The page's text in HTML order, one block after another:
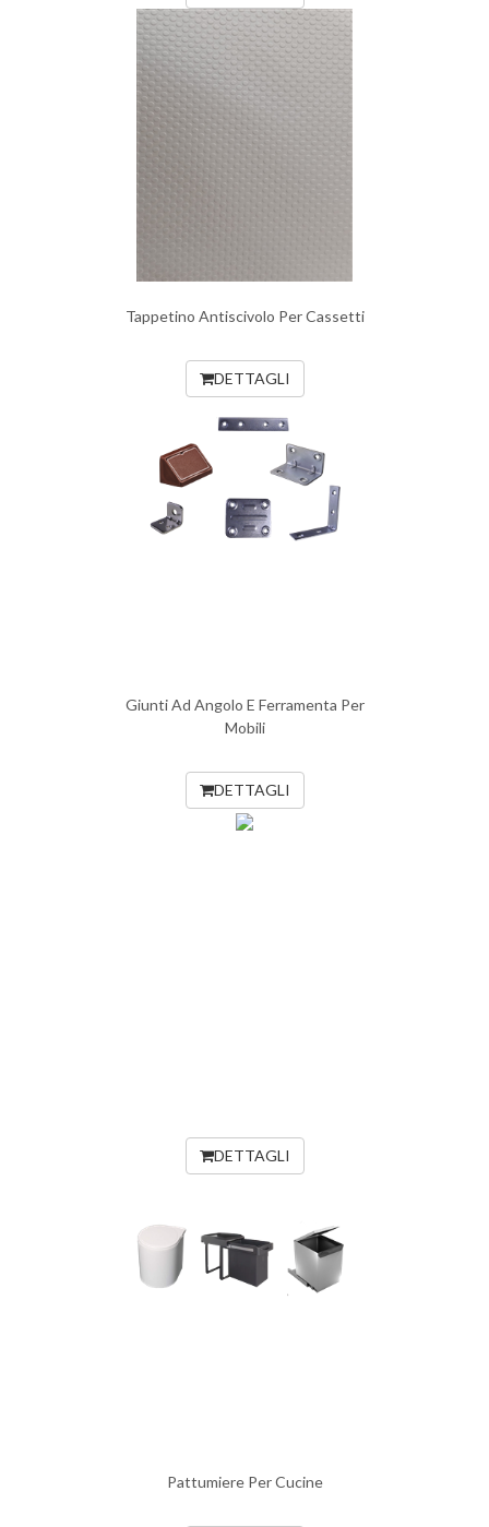
Tappetino Antiscivolo Per Cassetti
DETTAGLI
Giunti Ad Angolo E Ferramenta Per
Mobili
DETTAGLI
DETTAGLI
Pattumiere Per Cucine